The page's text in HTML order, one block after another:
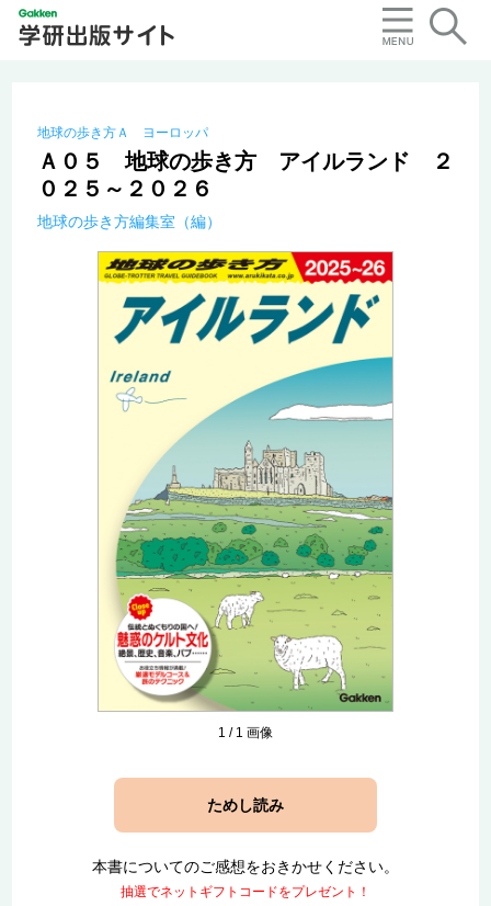
地球の歩き方Ａ ヨーロッパ
Ａ０５ 地球の歩き方 アイルランド ２
０２５～２０２６
地球の歩き方編集室（編）
1 / 1 画像
ためし読み
本書についてのご感想をおきかせください。
抽選でネットギフトコードをプレゼント！